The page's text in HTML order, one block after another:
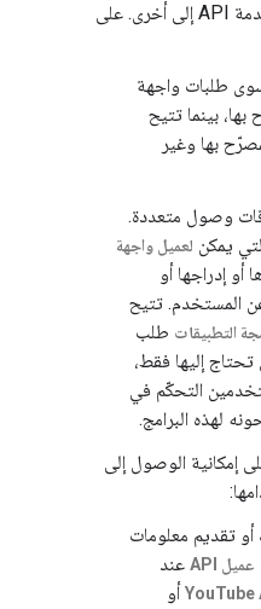
الخطوات بشكل عام قليلاً من خدمة API إلى أخرى. على
طلبات واجهة
بينما تتيح
بها وغير
وصول متعددة.
يمكن لعميل واجهة
أو إدراجها أو
المستخدم. تتيح
التطبيقات طلب
تحتاج إليها فقط،
التحكّم في
لهذه البرامج.
إمكانية الوصول إلى
تقديم معلومات
عميل API
عند
أو